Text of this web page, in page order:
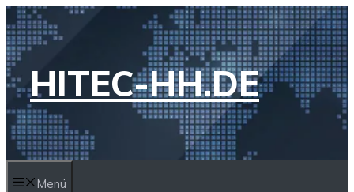
Zum
Inhalt
springen
HITEC-HH.DE
Menü